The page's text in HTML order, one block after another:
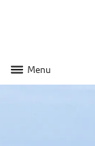
Menu